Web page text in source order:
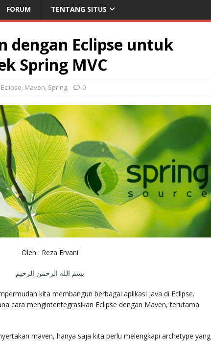
FORUM TENTANG SITUS
dengan Eclipse untuk
Spring MVC
Eclipse, Maven, Spring 0
Oleh : Reza Ervani
بسم الله الرحمن الرحيم
kita membangun berbagai aplikasi java di Eclipse.
cara mengintentegrasikan Eclipse dengan Maven, terutama
maven, hanya saja kita perlu melengkapi archetype yang